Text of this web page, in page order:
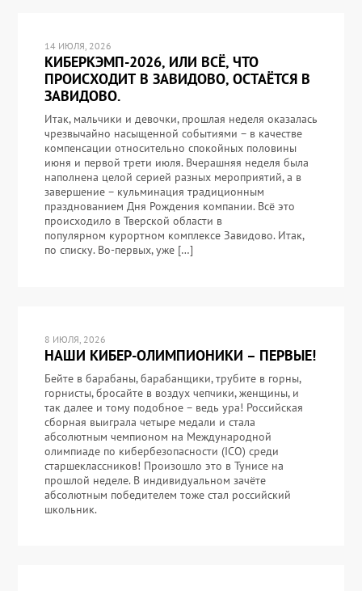
14 ИЮЛЯ, 2026
КИБЕРКЭМП-2026, ИЛИ ВСЁ, ЧТО
ПРОИСХОДИТ В ЗАВИДОВО, ОСТАЁТСЯ В
ЗАВИДОВО.
Итак, мальчики и девочки, прошлая неделя оказалась
чрезвычайно насыщенной событиями – в качестве
компенсации относительно спокойных половины
июня и первой трети июля. Вчерашняя неделя была
наполнена целой серией разных мероприятий, а в
завершение – кульминация традиционным
празднованием Дня Рождения компании. Всё это
происходило в Тверской области в
популярном курортном комплексе Завидово. Итак,
по списку. Во-первых, уже […]
8 ИЮЛЯ, 2026
НАШИ КИБЕР-ОЛИМПИОНИКИ – ПЕРВЫЕ!
Бейте в барабаны, барабанщики, трубите в горны,
горнисты, бросайте в воздух чепчики, женщины, и
так далее и тому подобное – ведь ура! Российская
сборная выиграла четыре медали и стала
абсолютным чемпионом на Международной
олимпиаде по кибербезопасности (ICO) среди
старшеклассников! Произошло это в Тунисе на
прошлой неделе. В индивидуальном зачёте
абсолютным победителем тоже стал российский
школьник.